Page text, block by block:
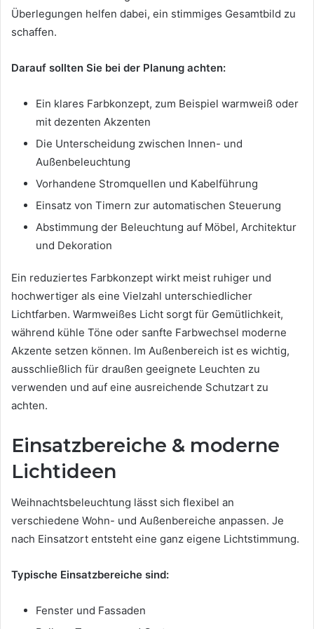
Überlegungen helfen dabei, ein stimmiges Gesamtbild zu
schaffen.
Darauf sollten Sie bei der Planung achten:
Ein klares Farbkonzept, zum Beispiel warmweiß oder
mit dezenten Akzenten
Die Unterscheidung zwischen Innen- und
Außenbeleuchtung
Vorhandene Stromquellen und Kabelführung
Einsatz von Timern zur automatischen Steuerung
Abstimmung der Beleuchtung auf Möbel, Architektur
und Dekoration
Ein reduziertes Farbkonzept wirkt meist ruhiger und
hochwertiger als eine Vielzahl unterschiedlicher
Lichtfarben. Warmweißes Licht sorgt für Gemütlichkeit,
während kühle Töne oder sanfte Farbwechsel moderne
Akzente setzen können. Im Außenbereich ist es wichtig,
ausschließlich für draußen geeignete Leuchten zu
verwenden und auf eine ausreichende Schutzart zu
achten.
Einsatzbereiche & moderne
Lichtideen
Weihnachtsbeleuchtung lässt sich flexibel an
verschiedene Wohn- und Außenbereiche anpassen. Je
nach Einsatzort entsteht eine ganz eigene Lichtstimmung.
Typische Einsatzbereiche sind:
Fenster und Fassaden